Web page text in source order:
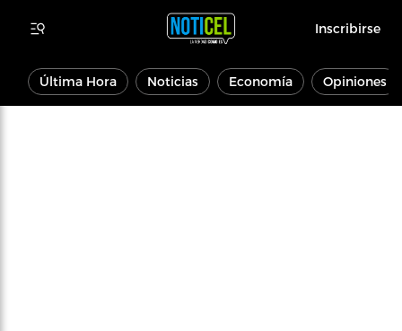
Inscribirse
Última Hora Noticias Economía Opiniones